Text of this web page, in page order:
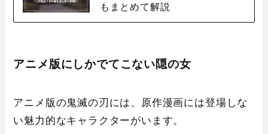
もまとめて解説
アニメ版にしかでてこない隠の女
アニメ版の鬼滅の刃には、原作漫画には登場しな
い魅力的なキャラクターがいます。